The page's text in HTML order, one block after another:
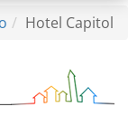
Hotel Capitol